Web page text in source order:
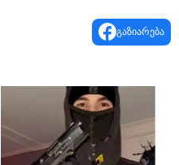
გაზიარება